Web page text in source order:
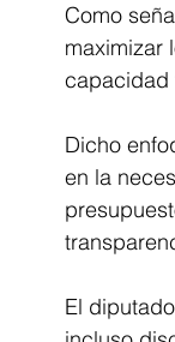
Como
maximizar
capacidad
Dicho
en la
El